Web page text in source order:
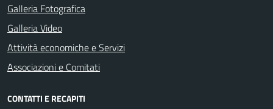
Galleria Fotografica
Galleria Video
Attività economiche e Servizi
Associazioni e Comitati
CONTATTI E RECAPITI